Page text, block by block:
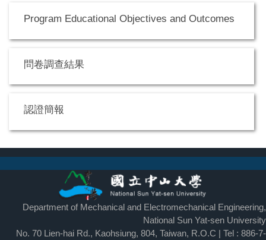
Program Educational Objectives and Outcomes
問卷調查結果
認證簡報
Department of Mechanical and Electromechanical Engineering,
National Sun Yat-sen University
No. 70 Lien-hai Rd., Kaohsiung, 804, Taiwan, R.O.C | Tel : 886-7-